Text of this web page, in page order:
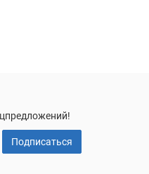
Подписаться